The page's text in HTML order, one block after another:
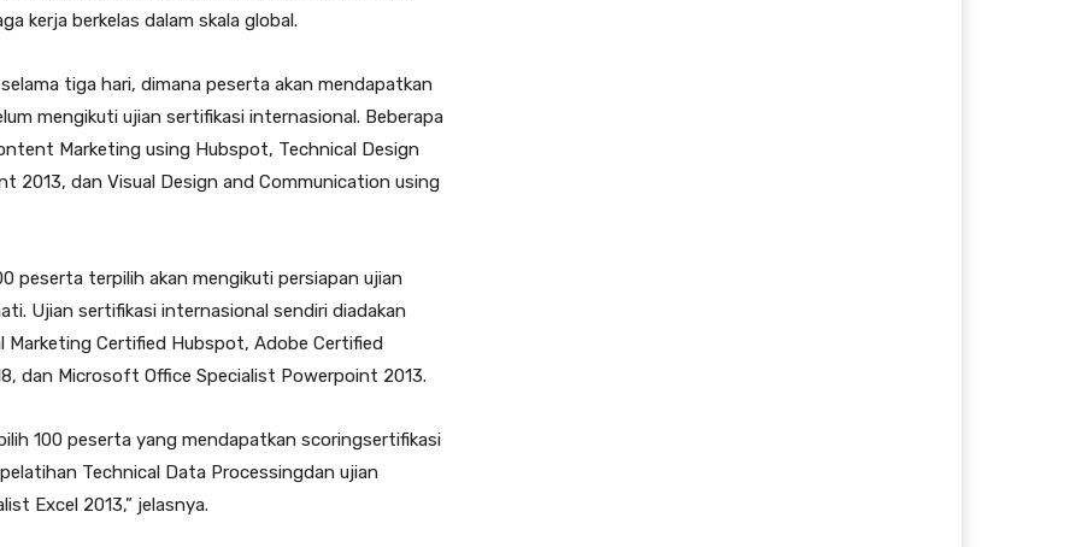
kerja berkelas dalam skala global.
tiga hari, dimana peserta akan mendapatkan
mengikuti ujian sertifikasi internasional. Beberapa
Marketing using Hubspot, Technical Design
2013, dan Visual Design and Communication using
peserta terpilih akan mengikuti persiapan ujian
Ujian sertifikasi internasional sendiri diadakan
Marketing Certified Hubspot, Adobe Certified
dan Microsoft Office Specialist Powerpoint 2013.
100 peserta yang mendapatkan scoringsertifikasi
Technical Data Processingdan ujian
Excel 2013,” jelasnya.